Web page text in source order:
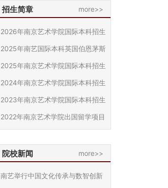
招生简章 more>>
2026年南京艺术学院国际本科招生
2025年南艺国际本科英国伯恩茅斯
2025年南京艺术学院国际本科招生
2024年南京艺术学院国际本科招生
2023年南京艺术学院国际本科招生
2022年南京艺术学院出国留学项目
院校新闻 more>>
南艺举行中国文化传承与数智创新